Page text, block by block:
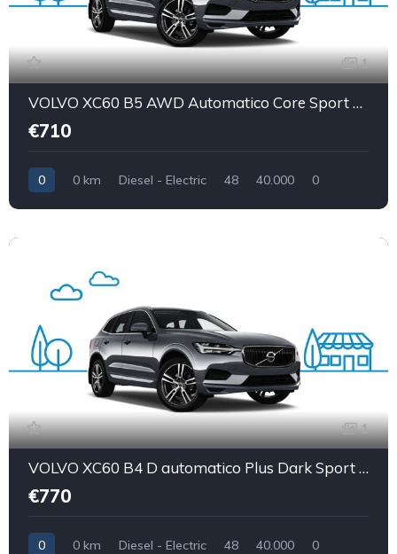
1
VOLVO XC60 B5 AWD Automatico Core Sport Utility Vehicle 5-Door (Euro 6D)
€710
0 0 km Diesel - Electric 48 40.000 0
1
VOLVO XC60 B4 D automatico Plus Dark Sport utility vehicle 5-door (Euro 6D)
€770
0 0 km Diesel - Electric 48 40.000 0